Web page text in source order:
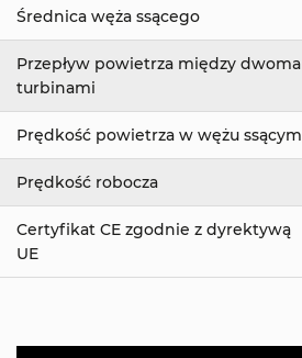
Średnica węża ssącego
Przepływ powietrza między dwoma
turbinami
Prędkość powietrza w wężu ssącym
Prędkość robocza
Certyfikat CE zgodnie z dyrektywą
UE